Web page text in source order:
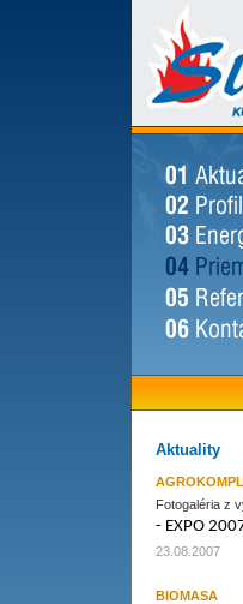
Aktuality
Fotogaléria z
- EXPO
23.08.2007
BIOMASA